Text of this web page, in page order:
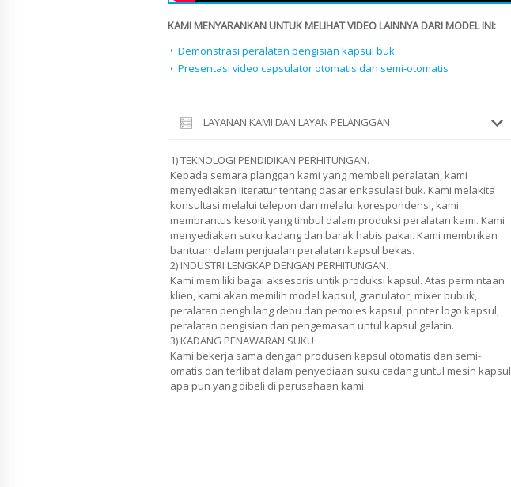
KAMI MENYARANKAN UNTUK MELIHAT VIDEO LAINNYA DARI MODEL INI:
Demonstrasi peralatan pengisian kapsul buk
Presentasi video capsulator otomatis dan semi-otomatis
LAYANAN KAMI DAN LAYAN PELANGGAN
1) TEKNOLOGI PENDIDIKAN PERHITUNGAN.
Kepada semara planggan kami yang membeli peralatan, kami
menyediakan literatur tentang dasar enkasulasi buk. Kami melakita
konsultasi melalui telepon dan melalui korespondensi, kami
membrantus kesolit yang timbul dalam produksi peralatan kami. Kami
menyediakan suku kadang dan barak habis pakai. Kami membrikan
bantuan dalam penjualan peralatan kapsul bekas.
2) INDUSTRI LENGKAP DENGAN PERHITUNGAN.
Kami memiliki bagai aksesoris untik produksi kapsul. Atas permintaan
klien, kami akan memilih model kapsul, granulator, mixer bubuk,
peralatan penghilang debu dan pemoles kapsul, printer logo kapsul,
peralatan pengisian dan pengemasan untul kapsul gelatin.
3) KADANG PENAWARAN SUKU
Kami bekerja sama dengan produsen kapsul otomatis dan semi-
omatis dan terlibat dalam penyediaan suku cadang untul mesin kapsul
apa pun yang dibeli di perusahaan kami.